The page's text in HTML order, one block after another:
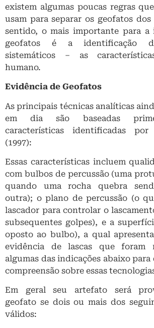
existem algumas poucas regras
usam para separar os geofatos dos
sentido, o mais importante para a
geofatos é a identificação
sistemáticos – as
humano.
Evidência de Geofatos
As principais técnicas analíticas
em dia são baseadas
características identificadas por
(1997):
Essas características incluem
com bulbos de percussão (uma
quando uma rocha quebra
outra); o plano de percussão (o
lascador para controlar o
subsequentes golpes), e a
oposto ao bulbo), a qual
evidência de lascas que foram
algumas das indicações abaixo
compreensão sobre essas
Em geral seu artefato será
geofato se dois ou mais dos
válidos: